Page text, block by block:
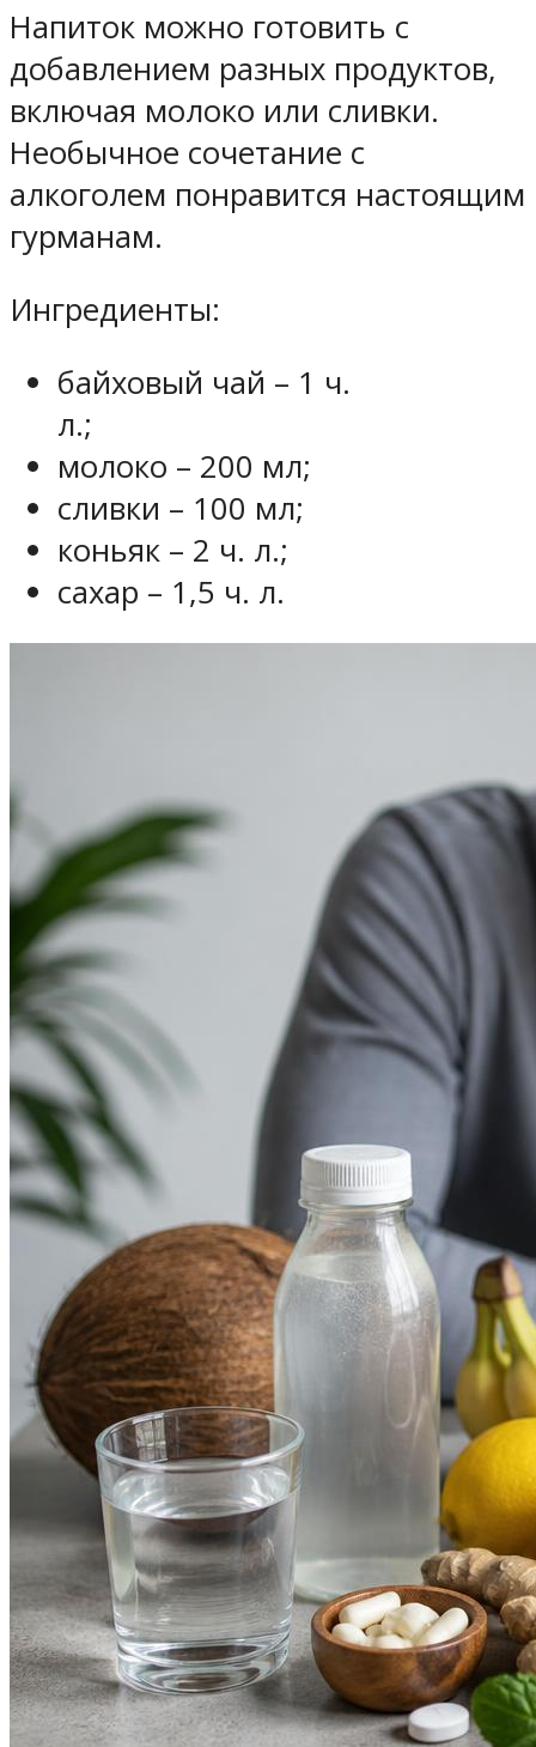
Напиток можно готовить с
добавлением разных продуктов,
включая молоко или сливки.
Необычное сочетание с
алкоголем понравится настоящим
гурманам.
Ингредиенты:
байховый чай – 1 ч.
л.;
молоко – 200 мл;
сливки – 100 мл;
коньяк – 2 ч. л.;
сахар – 1,5 ч. л.